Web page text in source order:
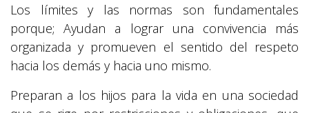
Los límites y las normas son fundamentales
porque; Ayudan a lograr una convivencia más
organizada y promueven el sentido del respeto
hacia los demás y hacia uno mismo.
Preparan a los hijos para la vida en una sociedad